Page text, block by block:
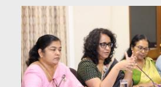
கௌரவ (செல்வி) கிருஷ்ணன்